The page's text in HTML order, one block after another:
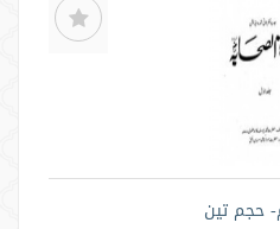
حجم تین